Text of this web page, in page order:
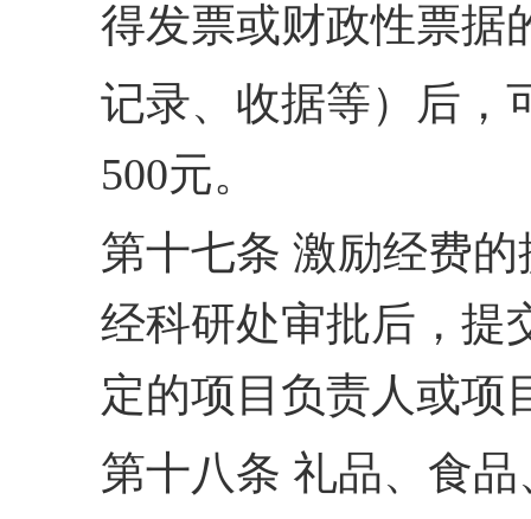
得发票或财政性票据
记录、收据等）后，
500元。
第十七条 激励经费
经科研处审批后，提
定的项目负责人或项
第十八条 礼品、食